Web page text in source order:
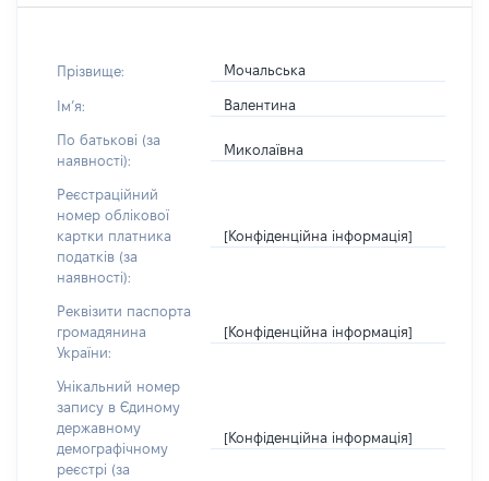
Прізвище: Мочальська
Імʼя: Валентина
По батькові (за
наявності):
Миколаївна
Реєстраційний
номер облікової
картки платника
податків (за
наявності):
[Конфіденційна інформація]
Реквізити паспорта
громадянина
України:
[Конфіденційна інформація]
Унікальний номер
запису в Єдиному
державному
демографічному
реєстрі (за
[Конфіденційна інформація]